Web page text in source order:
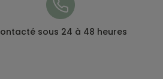
sous 24 à 48 heures